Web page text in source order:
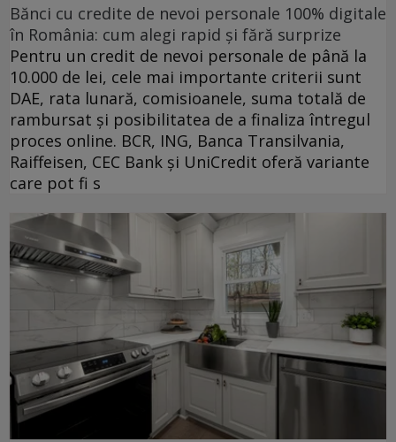
Bănci cu credite de nevoi personale 100% digitale
în România: cum alegi rapid și fără surprize
Pentru un credit de nevoi personale de până la
10.000 de lei, cele mai importante criterii sunt
DAE, rata lunară, comisioanele, suma totală de
rambursat și posibilitatea de a finaliza întregul
proces online. BCR, ING, Banca Transilvania,
Raiffeisen, CEC Bank și UniCredit oferă variante
care pot fi s